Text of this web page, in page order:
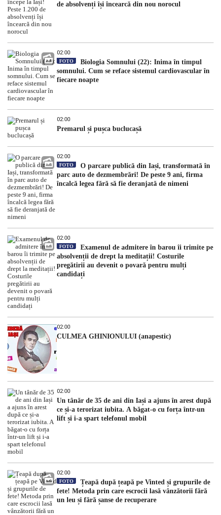
de absolvenți își încearcă din nou norocul
02:00
FOTO
Biologia Somnului (22): Inima în timpul
somnului. Cum se reface sistemul cardiovascular în
fiecare noapte
02:00
Premarul și pușca buclucașă
02:00
FOTO
O parcare publică din Iași, transformată în
parc auto de dezmembrări! De peste 9 ani, firma
încalcă legea fără să fie deranjată de nimeni
02:00
FOTO
Examenul de admitere în barou îi trimite pe
absolvenții de drept la meditații! Costurile
pregătirii au devenit o povară pentru mulți
candidați
02:00
CULMEA GHINIONULUI (anapestic)
02:00
Un tânăr de 35 de ani din Iași a ajuns în arest după
ce și-a terorizat iubita. A băgat-o cu forța într-un
lift și i-a spart telefonul mobil
02:00
FOTO
Țeapă după țeapă pe Vinted și grupurile de
fete! Metoda prin care escrocii lasă vânzătorii fără
un leu și fără șanse de recuperare